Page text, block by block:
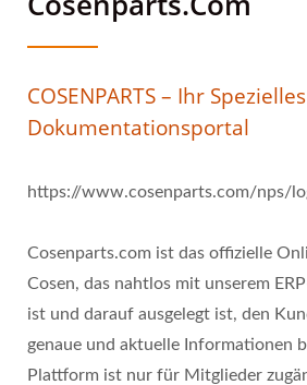
COSENPARTS – Ihr
Dokumentationsportal
https://www.cosenparts.com/nps/
Cosenparts.com ist das offizielle
Cosen, das nahtlos mit unserem
ist und darauf ausgelegt ist, den
genaue und aktuelle Informationen
Plattform ist nur für Mitglieder